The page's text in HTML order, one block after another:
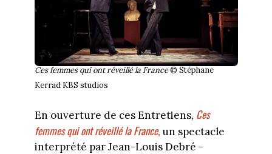
Ces femmes qui ont réveillé la France© Stéphane
Kerrad KBS studios
En ouverture de ces Entretiens, Ces
femmes qui ont réveillé la France, un spectacle
interprété par Jean-Louis Debré -